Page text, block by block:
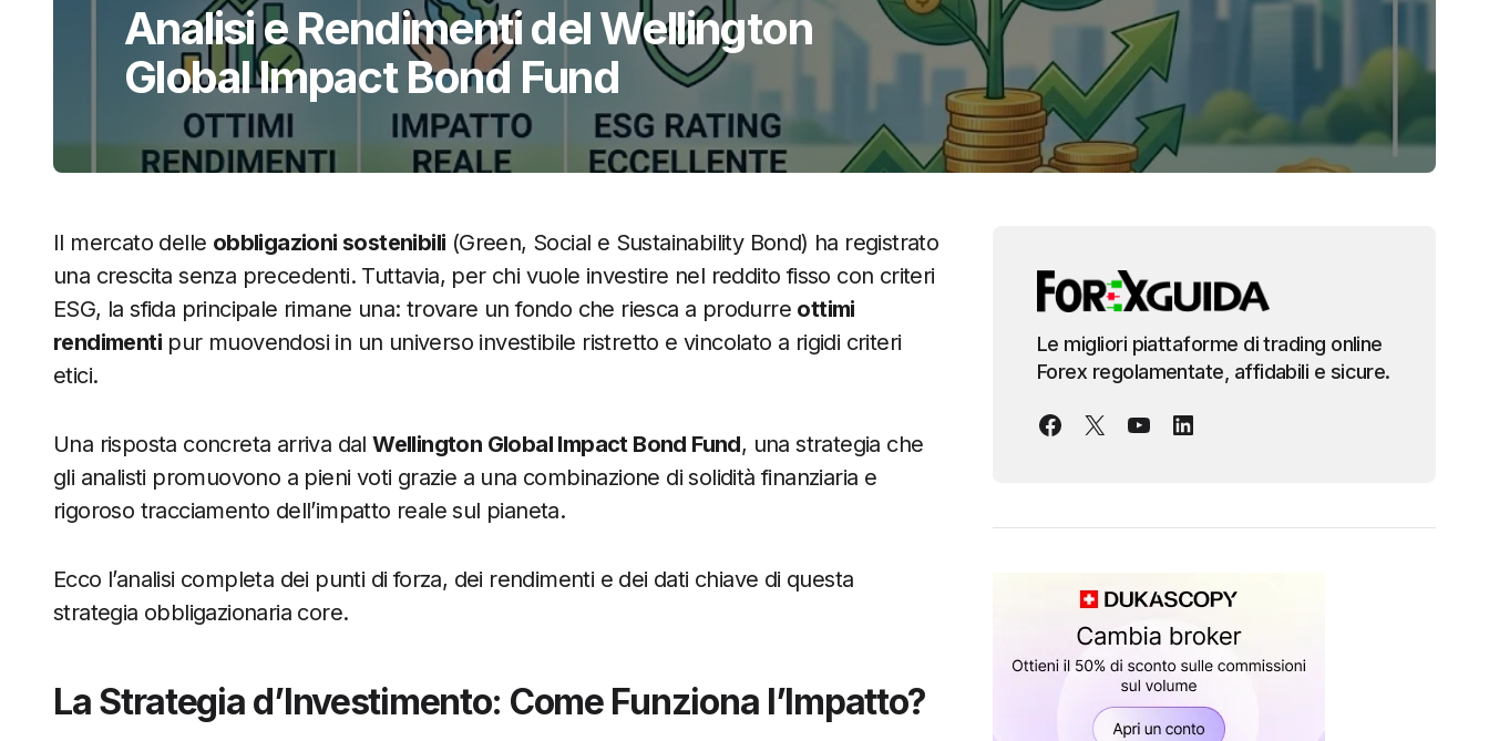
Analisi e Rendimenti del Wellington
Global Impact Bond Fund
Il mercato delle obbligazioni sostenibili (Green, Social e Sustainability Bond) ha registrato
una crescita senza precedenti. Tuttavia, per chi vuole investire nel reddito fisso con criteri
ESG, la sfida principale rimane una: trovare un fondo che riesca a produrre ottimi
rendimenti pur muovendosi in un universo investibile ristretto e vincolato a rigidi criteri
etici.
Una risposta concreta arriva dalWellington Global Impact Bond Fund, una strategia che
gli analisti promuovono a pieni voti grazie a una combinazione di solidità finanziaria e
rigoroso tracciamento dell’impatto reale sul pianeta.
Ecco l’analisi completa dei punti di forza, dei rendimenti e dei dati chiave di questa
strategia obbligazionaria core.
La Strategia d’Investimento: Come Funziona l’Impatto?
Le migliori piattaforme di trading online
Forex regolamentate, affidabili e sicure.